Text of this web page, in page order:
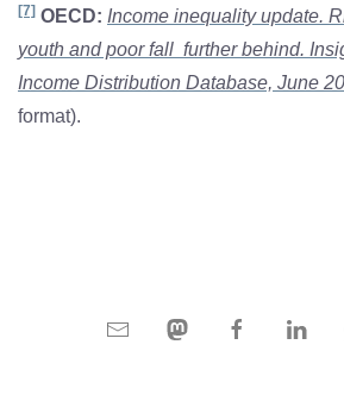
[7] OECD: Income inequality update.
youth and poor fall further behind.
Income Distribution Database, June
format).